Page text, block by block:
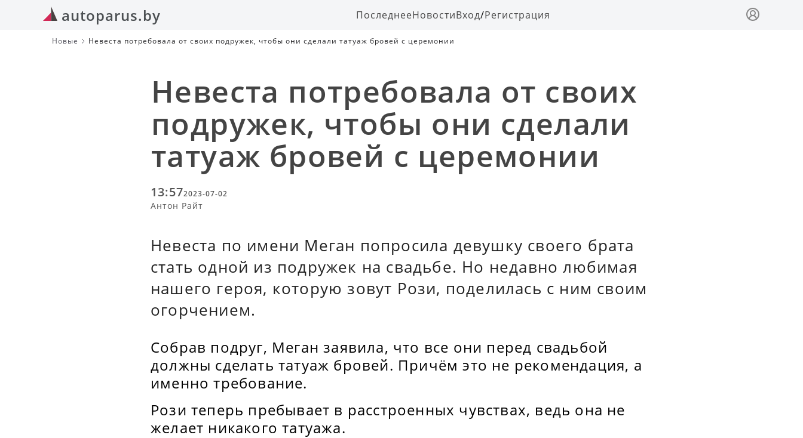
autoparus.by ПоследнееНовостиВход/Регистрация
Новые Невеста потребовала от своих подружек, чтобы они сделали татуаж бровей с церемонии
Невеста потребовала от своих
подружек, чтобы они сделали
татуаж бровей с церемонии
13:572023-07-02
Антон Райт
Невеста по имени Меган попросила девушку своего брата
стать одной из подружек на свадьбе. Но недавно любимая
нашего героя, которую зовут Рози, поделилась с ним своим
огорчением.
Собрав подруг, Меган заявила, что все они перед свадьбой
должны сделать татуаж бровей. Причём это не рекомендация, а
именно требование.
Рози теперь пребывает в расстроенных чувствах, ведь она не
желает никакого татуажа.